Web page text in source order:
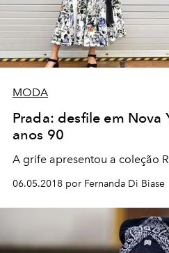
MODA
Prada: desfile em Nova
anos 90
A grife apresentou a coleção
06.05.2018 por Fernanda Di Biase